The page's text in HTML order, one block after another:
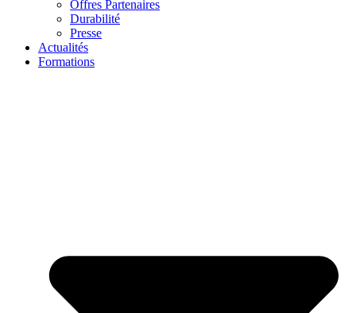
Offres Partenaires
Durabilité
Presse
Actualités
Formations